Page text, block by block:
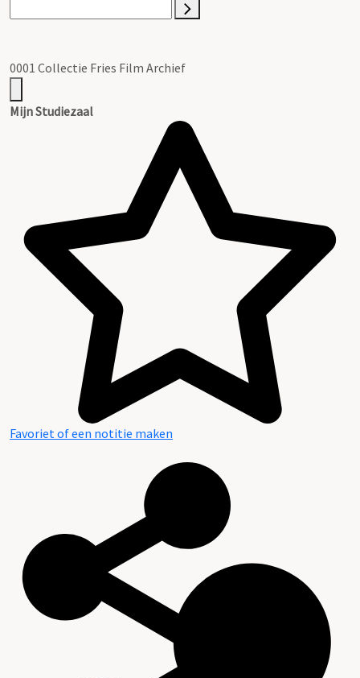
0001 Collectie Fries Film Archief
Mijn Studiezaal
Favoriet of een notitie maken